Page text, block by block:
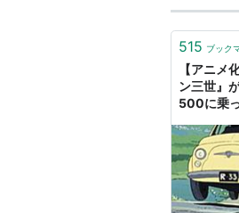
515 ブック
【アニメ
ン三世』
500に乗
の作画監
の思い出 |
ン) |クル
ョン、男
ディア